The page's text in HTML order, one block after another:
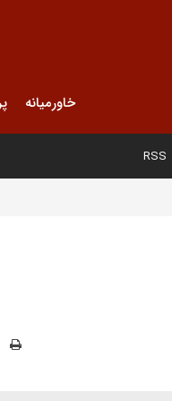
خاورمیانه
RSS